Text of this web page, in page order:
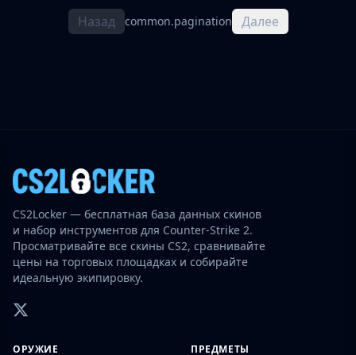
Назад common.pagination Далее
CS2Locker — бесплатная база данных скинов
и набор инструментов для Counter-Strike 2.
Просматривайте все скины CS2, сравнивайте
цены на торговых площадках и собирайте
идеальную экипировку.
ОРУЖИЕ ПРЕДМЕТЫ